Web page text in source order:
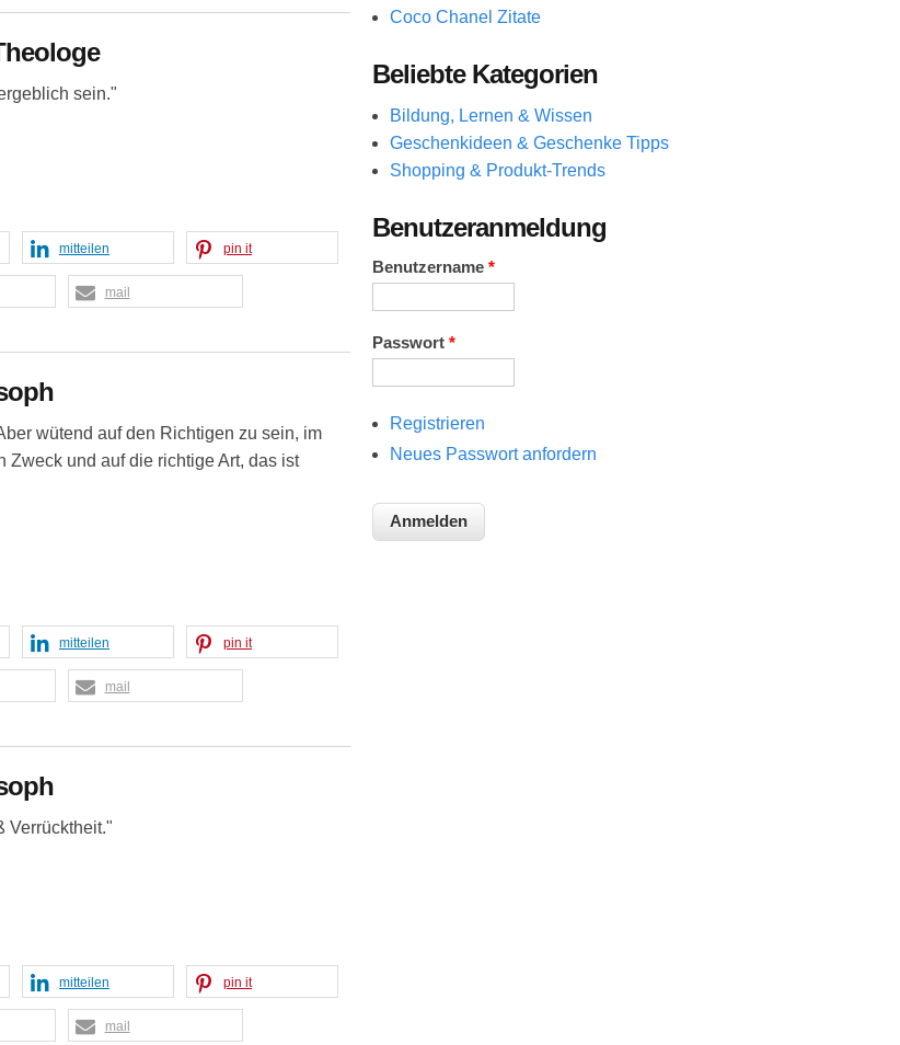
sein."
mitteilen pin it
mail
wütend auf den Richtigen zu sein, im
Zweck und auf die richtige Art, das ist
mitteilen pin it
mail
Verrücktheit."
mitteilen pin it
mail
Coco Chanel Zitate
Beliebte Kategorien
Bildung, Lernen & Wissen
Geschenkideen & Geschenke Tipps
Shopping & Produkt-Trends
Benutzeranmeldung
Benutzername *
Passwort *
Registrieren
Neues Passwort anfordern